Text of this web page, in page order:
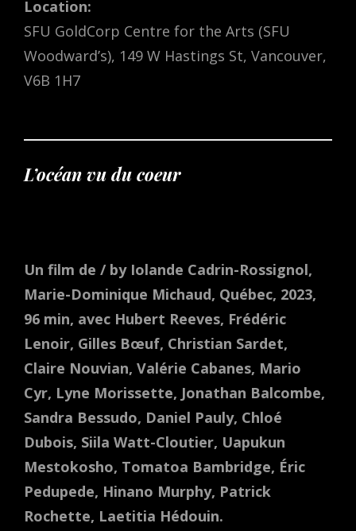
Location:
SFU GoldCorp Centre for the Arts (SFU
Woodward’s), 149 W Hastings St, Vancouver,
V6B 1H7
L’océan vu du coeur
Un film de / by Iolande Cadrin-Rossignol,
Marie-Dominique Michaud, Québec, 2023,
96 min, avec Hubert Reeves, Frédéric
Lenoir, Gilles Bœuf, Christian Sardet,
Claire Nouvian, Valérie Cabanes, Mario
Cyr, Lyne Morissette, Jonathan Balcombe,
Sandra Bessudo, Daniel Pauly, Chloé
Dubois, Siila Watt-Cloutier, Uapukun
Mestokosho, Tomatoa Bambridge, Éric
Pedupede, Hinano Murphy, Patrick
Rochette, Laetitia Hédouin.